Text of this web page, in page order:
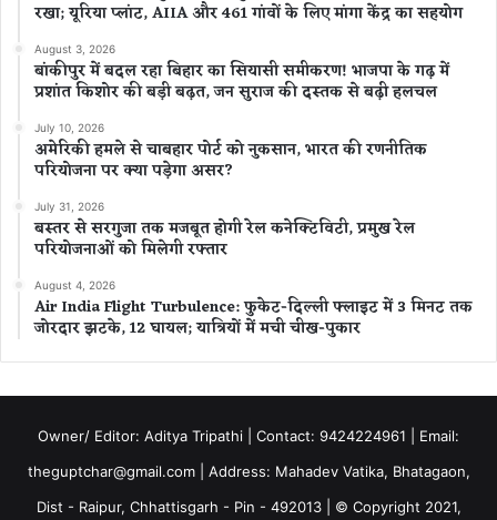
रखा; यूरिया प्लांट, AIIA और 461 गांवों के लिए मांगा केंद्र का सहयोग
August 3, 2026
बांकीपुर में बदल रहा बिहार का सियासी समीकरण! भाजपा के गढ़ में
प्रशांत किशोर की बड़ी बढ़त, जन सुराज की दस्तक से बढ़ी हलचल
July 10, 2026
अमेरिकी हमले से चाबहार पोर्ट को नुकसान, भारत की रणनीतिक
परियोजना पर क्या पड़ेगा असर?
July 31, 2026
बस्तर से सरगुजा तक मजबूत होगी रेल कनेक्टिविटी, प्रमुख रेल
परियोजनाओं को मिलेगी रफ्तार
August 4, 2026
Air India Flight Turbulence: फुकेट-दिल्ली फ्लाइट में 3 मिनट तक
जोरदार झटके, 12 घायल; यात्रियों में मची चीख-पुकार
Owner/ Editor: Aditya Tripathi | Contact: 9424224961 | Email:
theguptchar@gmail.com | Address: Mahadev Vatika, Bhatagaon,
Dist - Raipur, Chhattisgarh - Pin - 492013 | © Copyright 2021,